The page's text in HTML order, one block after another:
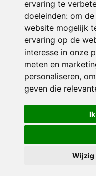
ervaring te
doeleinden: om
website mogelijk
ervaring op de
interesse in onze
meten en
personaliseren,
geven die
Wijzig
© 2026 De
Privacy policy|Disclaimer|